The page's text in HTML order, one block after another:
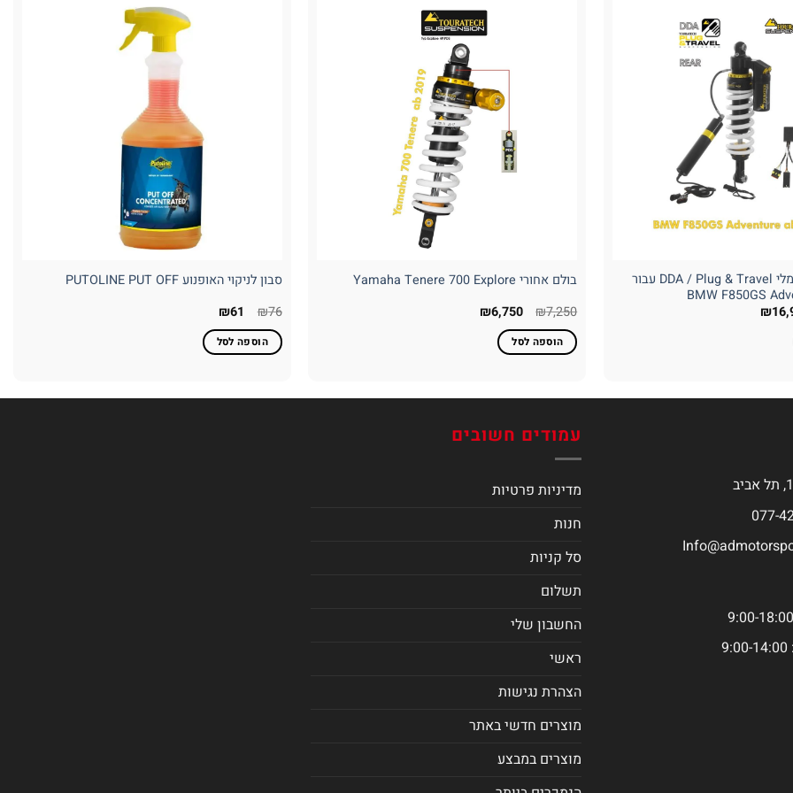
בולם אחורי חשמלי DDA / Plug & Travel עבור
BMW F850GS
₪המחיר
בולם אחורי Yamaha Tenere 700 Explore
₪7,250 המחיר
המקורי
היה:
₪7,250.
₪6,750
הוספה לסל
סבון לניקוי האופנוע PUTOLINE PUT OFF
₪76 המחיר
היה:
₪76.
₪61 המחיר
הוא:
₪61.הוספה לסל
עמודים חשובים
מדיניות פרטיות
חנות
סל קניות
תשלום
החשבון שלי
ראשי
הצהרת נגישות
מוצרים חדשי באתר
מוצרים במבצע